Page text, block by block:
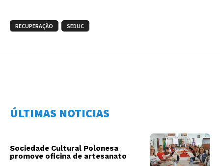
RECUPERAÇÃO SEDUC
ÚLTIMAS NOTICIAS
Sociedade Cultural Polonesa
promove oficina de artesanato